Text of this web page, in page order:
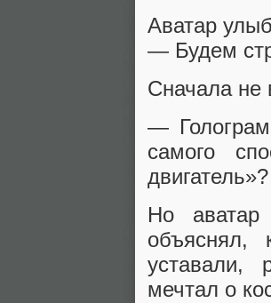
Аватар
— Будем
Сначала не
—
самого
двигатель»?
Но
объяснял,
уставали,
мечтал о